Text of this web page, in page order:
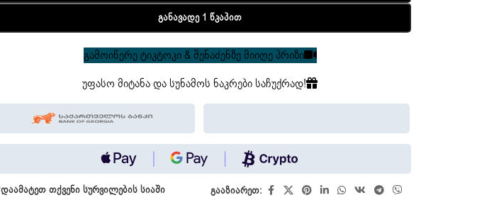
Განავადე 1 Წკაპით
გამოიწერე ტიკტოკი & შენაძენზე მიიღე პრიზი
უფასო მიტანა და სუნამოს ნაკრები საჩუქრად!
დაამატეთ თქვენი სურვილების სიაში გააზიარეთ: